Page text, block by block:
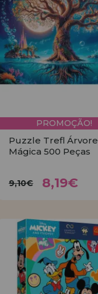
PROMOÇÃO!
Puzzle Trefl Árvore
Mágica 500 Peças
9,10€ 8,19€